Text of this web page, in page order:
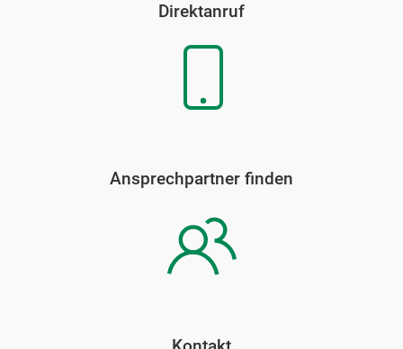
Direktanruf
Ansprechpartner finden